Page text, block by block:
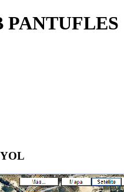
PANTUFLES